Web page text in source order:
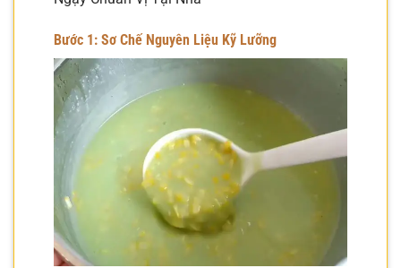
Bước 1: Sơ Chế Nguyên Liệu Kỹ Lưỡng